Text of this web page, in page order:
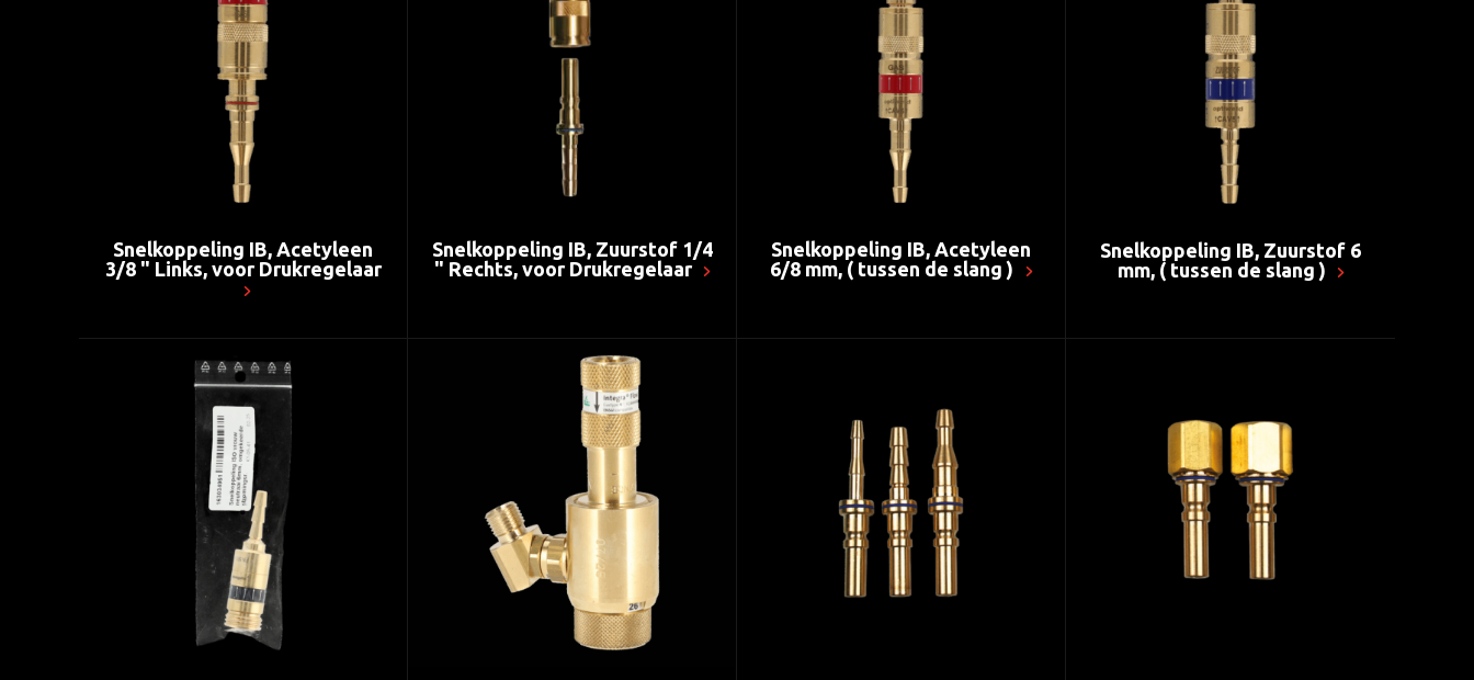
Snelkoppeling IB, Acetyleen
3/8 " Links, voor Drukregelaar
Snelkoppeling IB, Zuurstof 1/4
" Rechts, voor Drukregelaar
Snelkoppeling IB, Acetyleen
6/8 mm, ( tussen de slang )
Snelkoppeling IB, Zuurstof 6
mm, ( tussen de slang )